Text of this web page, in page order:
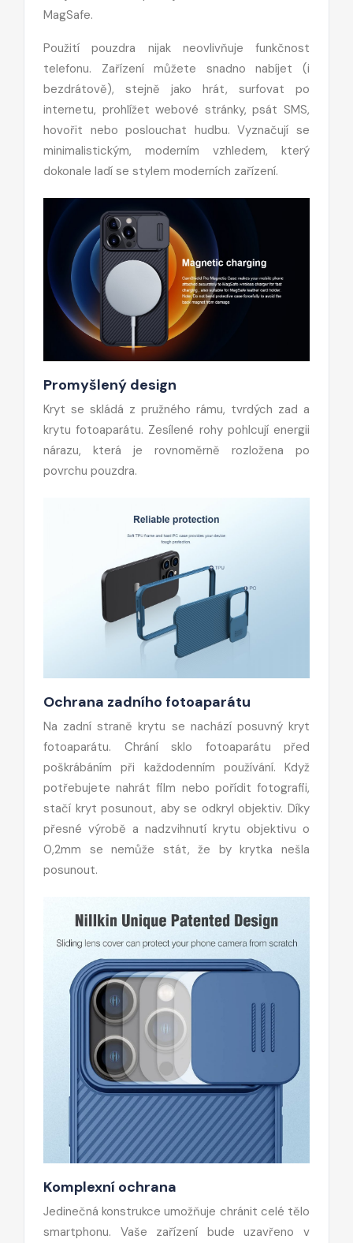
MagSafe.
Použití pouzdra nijak neovlivňuje funkčnost
telefonu. Zařízení můžete snadno nabíjet (i
bezdrátově), stejně jako hrát, surfovat po
internetu, prohlížet webové stránky, psát SMS,
hovořit nebo poslouchat hudbu. Vyznačují se
minimalistickým, moderním vzhledem, který
dokonale ladí se stylem moderních zařízení.
Promyšlený design
Kryt se skládá z pružného rámu, tvrdých zad a
krytu fotoaparátu. Zesílené rohy pohlcují energii
nárazu, která je rovnoměrně rozložena po
povrchu pouzdra.
Ochrana zadního fotoaparátu
Na zadní straně krytu se nachází posuvný kryt
fotoaparátu. Chrání sklo fotoaparátu před
poškrábáním při každodenním používání. Když
potřebujete nahrát film nebo pořídit fotografii,
stačí kryt posunout, aby se odkryl objektiv. Díky
přesné výrobě a nadzvihnutí krytu objektivu o
0,2mm se nemůže stát, že by krytka nešla
posunout.
Komplexní ochrana
Jedinečná konstrukce umožňuje chránit celé tělo
smartphonu. Vaše zařízení bude uzavřeno v